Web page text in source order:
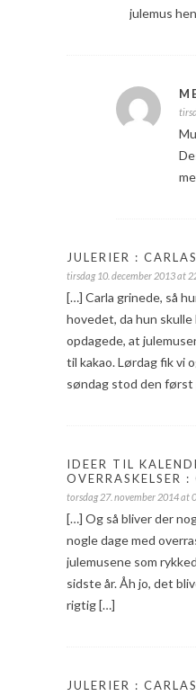
julemus
JULERIER :
tirsdag 10. december 2013 at
[…] Carla grinede, så
hovedet, da hun
opdagede, at
til kakao. Lørdag fik vi
søndag stod den først
IDEER TIL
OVERRASKELSER :
torsdag 27. november 2014 at
[…] Og så bliver der
nogle dage med
julemusene som
sidste år. Åh jo, det
rigtig […]
JULERIER :